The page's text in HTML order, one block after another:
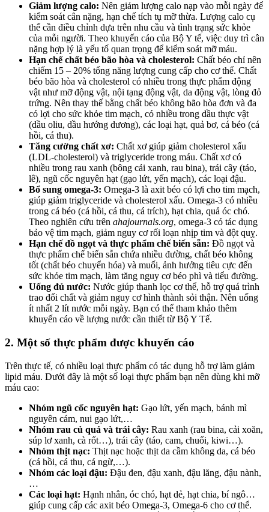
Giảm lượng calo: Nên giảm lượng calo nạp vào mỗi ngày để
kiểm soát cân nặng, hạn chế tích tụ mỡ thừa. Lượng calo cụ
thể cần điều chỉnh dựa trên nhu cầu và tình trạng sức khỏe
của mỗi người. Theo khuyến cáo của Bộ Y tế, việc duy trì cân
nặng hợp lý là yếu tố quan trọng để kiểm soát mỡ máu.
Hạn chế chất béo bão hòa và cholesterol: Chất béo chỉ nên
chiếm 15 – 20% tổng năng lượng cung cấp cho cơ thể. Chất
béo bão hòa và cholesterol có nhiều trong thực phẩm động
vật như mỡ động vật, nội tạng động vật, da động vật, lòng đỏ
trứng. Nên thay thế bằng chất béo không bão hòa đơn và đa
có lợi cho sức khỏe tim mạch, có nhiều trong dầu thực vật
(dầu oliu, dầu hướng dương), các loại hạt, quả bơ, cá béo (cá
hồi, cá thu).
Tăng cường chất xơ: Chất xơ giúp giảm cholesterol xấu
(LDL-cholesterol) và triglyceride trong máu. Chất xơ có
nhiều trong rau xanh (bông cải xanh, rau bina), trái cây (táo,
lê), ngũ cốc nguyên hạt (gạo lứt, yến mạch), các loại đậu.
Bổ sung omega-3: Omega-3 là axit béo có lợi cho tim mạch,
giúp giảm triglyceride và cholesterol xấu. Omega-3 có nhiều
trong cá béo (cá hồi, cá thu, cá trích), hạt chia, quả óc chó.
Theo nghiên cứu trên ahajournals.org, omega-3 có tác dụng
bảo vệ tim mạch, giảm nguy cơ rối loạn nhịp tim và đột quỵ.
Hạn chế đồ ngọt và thực phẩm chế biến sẵn: Đồ ngọt và
thực phẩm chế biến sẵn chứa nhiều đường, chất béo không
tốt (chất béo chuyển hóa) và muối, ảnh hưởng tiêu cực đến
sức khỏe tim mạch, làm tăng nguy cơ béo phì và tiểu đường.
Uống đủ nước: Nước giúp thanh lọc cơ thể, hỗ trợ quá trình
trao đổi chất và giảm nguy cơ hình thành sỏi thận. Nên uống
ít nhất 2 lít nước mỗi ngày. Bạn có thể tham khảo thêm
khuyến cáo về lượng nước cần thiết từ Bộ Y Tế.
2. Một số thực phẩm được khuyến cáo
Trên thực tế, có nhiều loại thực phẩm có tác dụng hỗ trợ làm giảm
lipid máu. Dưới đây là một số loại thực phẩm bạn nên dùng khi mỡ
máu cao:
Nhóm ngũ cốc nguyên hạt: Gạo lứt, yến mạch, bánh mì
nguyên cám, nui gạo lứt,…
Nhóm rau củ quả và trái cây: Rau xanh (rau bina, cải xoăn,
súp lơ xanh, cà rốt…), trái cây (táo, cam, chuối, kiwi…).
Nhóm thịt nạc: Thịt nạc hoặc thịt da cầm không da, cá béo
(cá hồi, cá thu, cá ngừ,…).
Nhóm các loại đậu: Đậu đen, đậu xanh, đậu lăng, đậu nành,
…
Các loại hạt: Hạnh nhân, óc chó, hạt dẻ, hạt chia, bí ngô…
giúp cung cấp các axit béo Omega-3, Omega-6 cho cơ thể.